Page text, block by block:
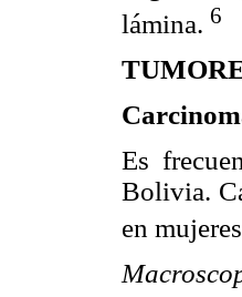
lámina. 6
Es
Bolivia.
en